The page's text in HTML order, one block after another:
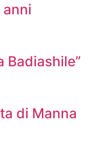
Badiashile”
di Manna